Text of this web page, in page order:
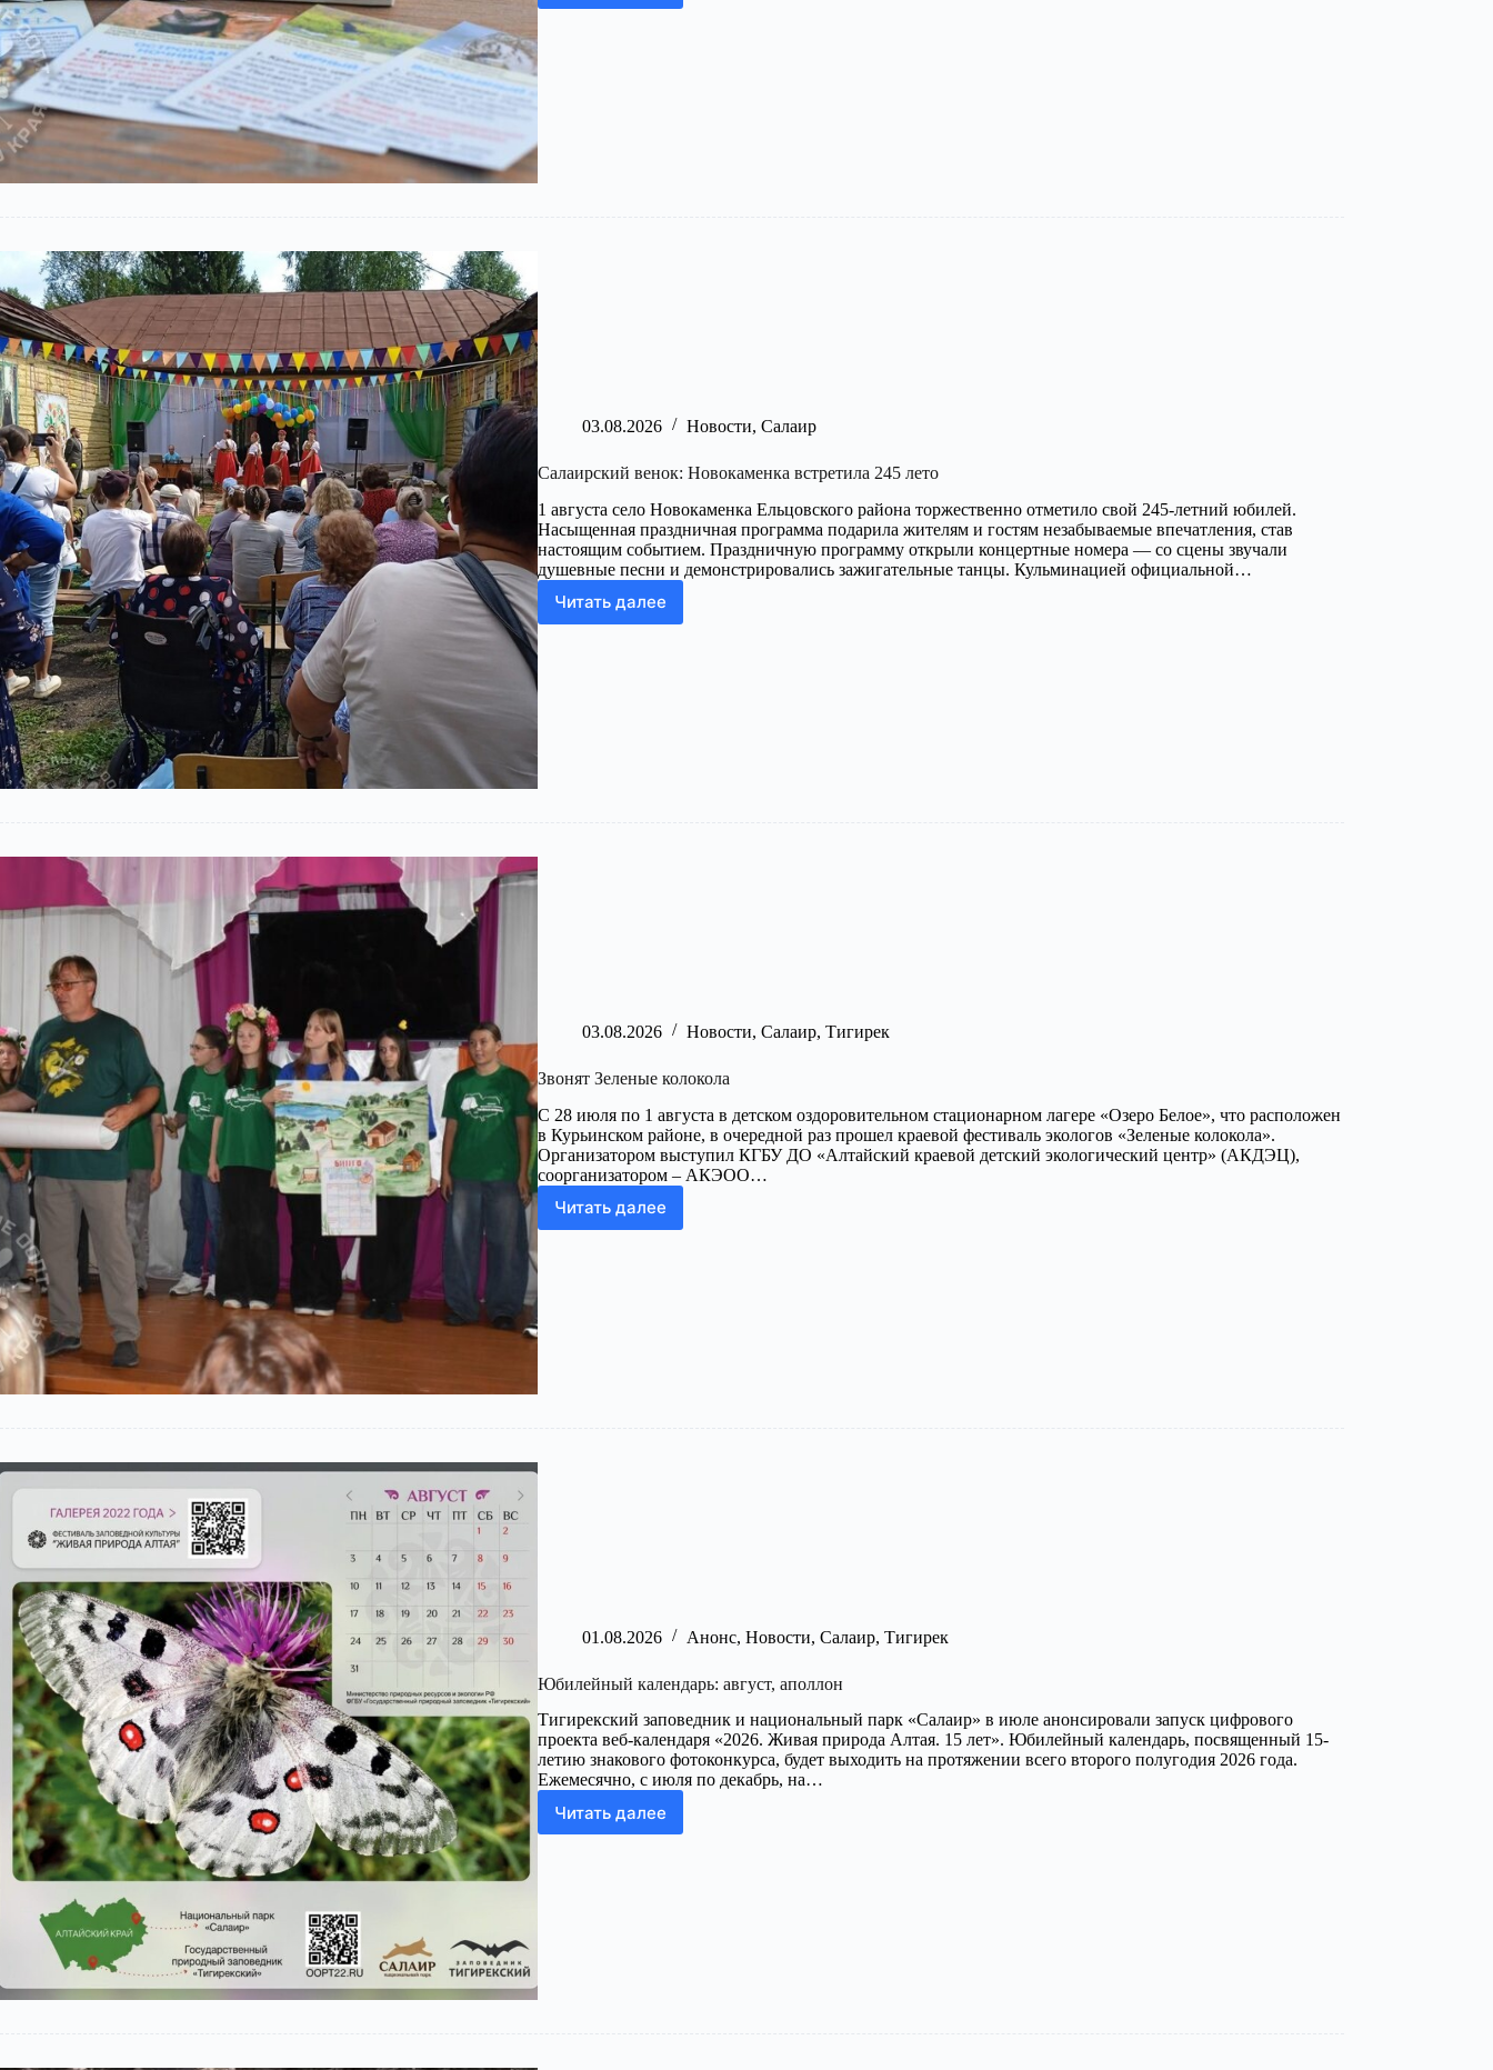
03.08.2026 Новости, Салаир
Салаирский венок: Новокаменка встретила 245 лето
1 августа село Новокаменка Ельцовского района торжественно отметило свой 245-летний юбилей.
Насыщенная праздничная программа подарила жителям и гостям незабываемые впечатления, став
настоящим событием. Праздничную программу открыли концертные номера — со сцены звучали
душевные песни и демонстрировались зажигательные танцы. Кульминацией официальной…
Читать далее
Салаирский
03.08.2026 Новости, Салаир, Тигирек
Звонят Зеленые колокола
С 28 июля по 1 августа в детском оздоровительном стационарном лагере «Озеро Белое», что расположен
в Курьинском районе, в очередной раз прошел краевой фестиваль экологов «Зеленые колокола».
Организатором выступил КГБУ ДО «Алтайский краевой детский экологический центр» (АКДЭЦ),
соорганизатором – АКЭОО…
Читать далее
Звонят
Зеленые
01.08.2026 Анонс, Новости, Салаир, Тигирек
Юбилейный календарь: август, аполлон
Тигирекский заповедник и национальный парк «Салаир» в июле анонсировали запуск цифрового
проекта веб-календаря «2026. Живая природа Алтая. 15 лет». Юбилейный календарь, посвященный 15-
летию знакового фотоконкурса, будет выходить на протяжении всего второго полугодия 2026 года.
Ежемесячно, с июля по декабрь, на…
Читать далее
Юбилейный